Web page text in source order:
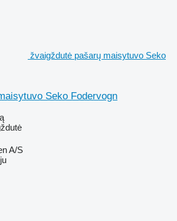
žvaigždutė pašarų maisytuvo Seko
Seko Fodervogn
A/S